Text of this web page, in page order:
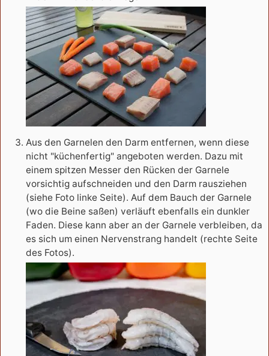
Aus den Garnelen den Darm entfernen, wenn diese
nicht "küchenfertig" angeboten werden. Dazu mit
einem spitzen Messer den Rücken der Garnele
vorsichtig aufschneiden und den Darm rausziehen
(siehe Foto linke Seite). Auf dem Bauch der Garnele
(wo die Beine saßen) verläuft ebenfalls ein dunkler
Faden. Diese kann aber an der Garnele verbleiben, da
es sich um einen Nervenstrang handelt (rechte Seite
des Fotos).